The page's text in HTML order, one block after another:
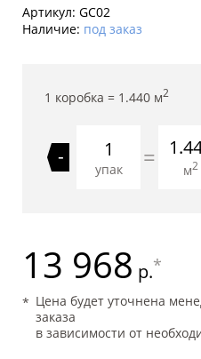
Артикул: GC02
Наличие: под заказ
1 коробка = 1.440 м2
-
упак = м2
13 968 р.*
Цена будет уточнена
заказа
в зависимости от